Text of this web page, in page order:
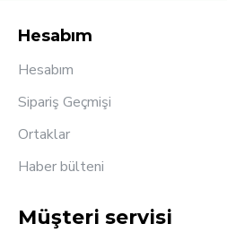
Hesabım
Hesabım
Sipariş Geçmişi
Ortaklar
Haber bülteni
Müşteri servisi